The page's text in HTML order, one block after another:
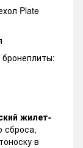
Plate
жилет-
сброса,
в